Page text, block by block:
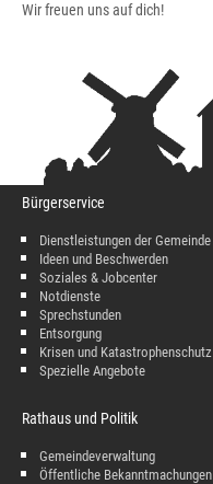
Wir freuen uns auf dich!
Bürgerservice
Dienstleistungen der Gemeinde
Ideen und Beschwerden
Soziales & Jobcenter
Notdienste
Sprechstunden
Entsorgung
Krisen und Katastrophenschutz
Spezielle Angebote
Rathaus und Politik
Gemeindeverwaltung
Öffentliche Bekanntmachungen